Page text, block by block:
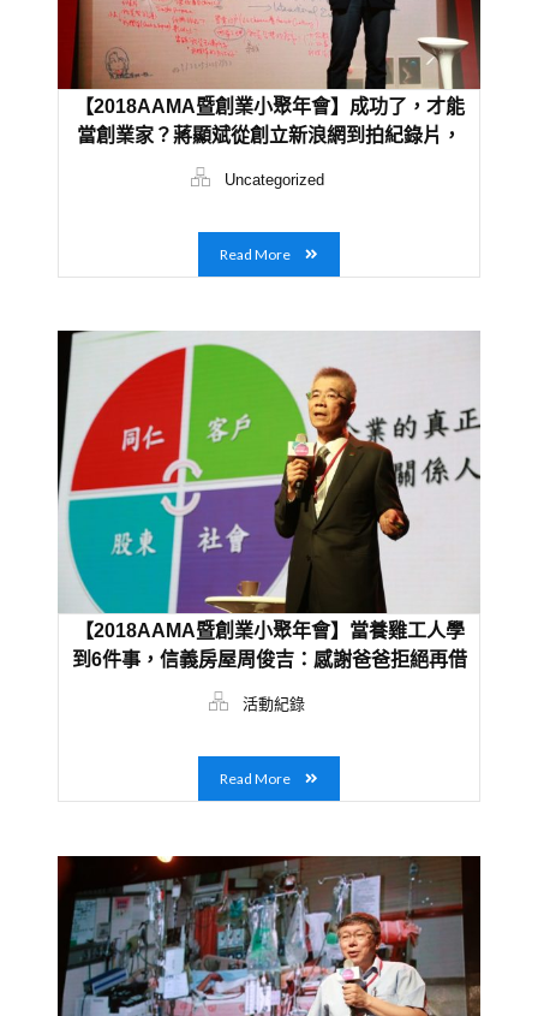
【2018AAMA暨創業小聚年會】成功了，才能
當創業家？蔣顯斌從創立新浪網到拍紀錄片，
學會看見自己的不足
Uncategorized
Read More
【2018AAMA暨創業小聚年會】當養雞工人學
到6件事，信義房屋周俊吉：感謝爸爸拒絕再借
活動紀錄
Read More